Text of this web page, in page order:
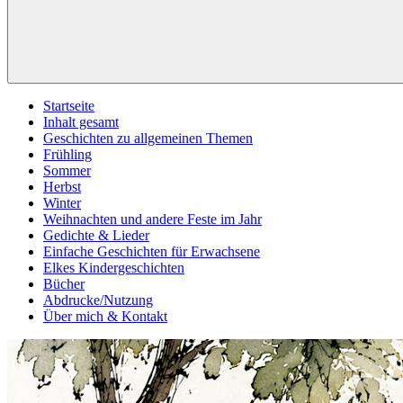
Startseite
Inhalt gesamt
Geschichten zu allgemeinen Themen
Frühling
Sommer
Herbst
Winter
Weihnachten und andere Feste im Jahr
Gedichte & Lieder
Einfache Geschichten für Erwachsene
Elkes Kindergeschichten
Bücher
Abdrucke/Nutzung
Über mich & Kontakt